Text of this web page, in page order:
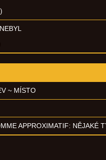
~ MÍSTO
APPROXIMATIF: NĚJAKÉ